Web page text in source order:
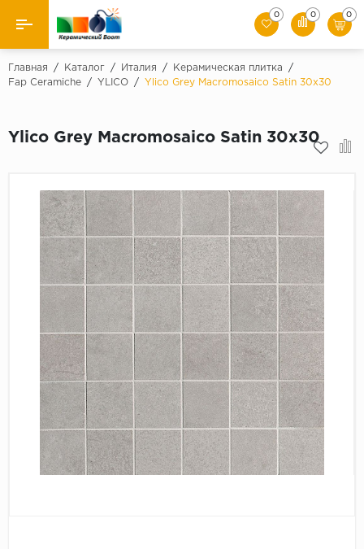
Назад
Керамическая плитка
Мозаики
Искусственный камень
Клинкер
0 0 0
Главная / Каталог / Италия / Керамическая плитка
/
Fap Ceramiche
/ YLICO / Ylico Grey Macromosaico Satin 30x30
Ylico Grey Macromosaico Satin 30x30